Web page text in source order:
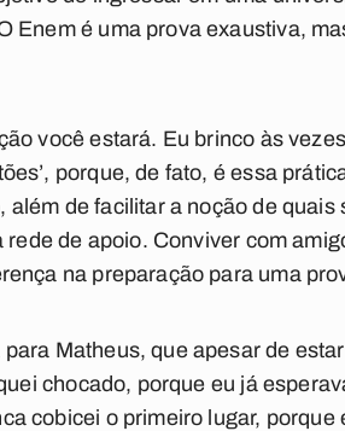
Enem é uma prova exaustiva,
você estará. Eu brinco às
porque, de fato, é essa
de facilitar a noção de quais
de apoio. Conviver com
na preparação para uma
Matheus, que apesar de
chocado, porque eu já
cobicei o primeiro lugar, porque